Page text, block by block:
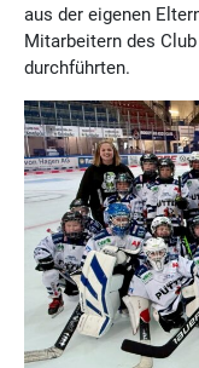
aus der eigenen
Mitarbeitern des
durchführten.